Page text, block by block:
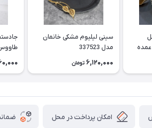
سینی لیلیوم مشکی خانمان
مدل 337523
6,120,000 تومان
امکان پرداخت در محل